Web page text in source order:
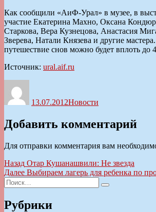
Как сообщили «АиФ-Урал» в музее, в
участие Екатерина Махно, Оксана
Старкова, Вера Кузнецова, Анастасия
Зверева, Натали Князева и другие
путешествие снов можно будет вплоть до 4
Источник: ural.aif.ru
13.07.2012Новости
Добавить комментарий
Для отправки комментария вам
Навигация
по
записям
Назад Предыдущая
запись:
Отар Кушанашвили: Не звезда
Далее Следующая
Выбираем лагерь для ребенка по
Искать:
Поиск
Рубрики